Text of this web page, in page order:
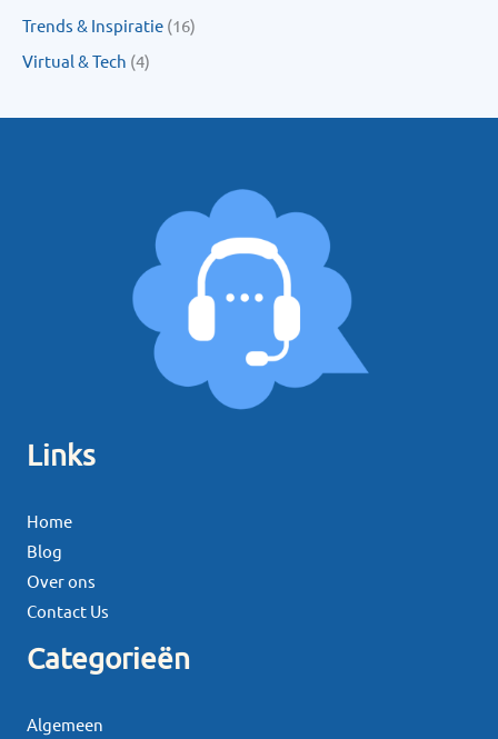
Trends & Inspiratie (16)
Virtual & Tech (4)
Links
Home
Blog
Over ons
Contact Us
Categorieën
Algemeen